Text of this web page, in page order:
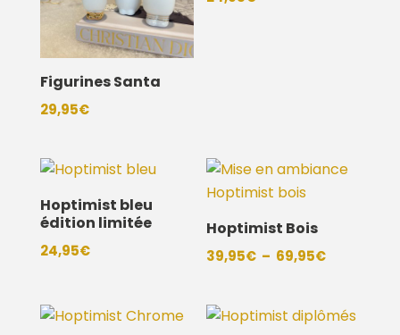
Figurines Santa
29,95€
Hoptimist bleu
édition limitée
24,95€
Hoptimist Bois
39,95€ – 69,95€Plage
39,95€